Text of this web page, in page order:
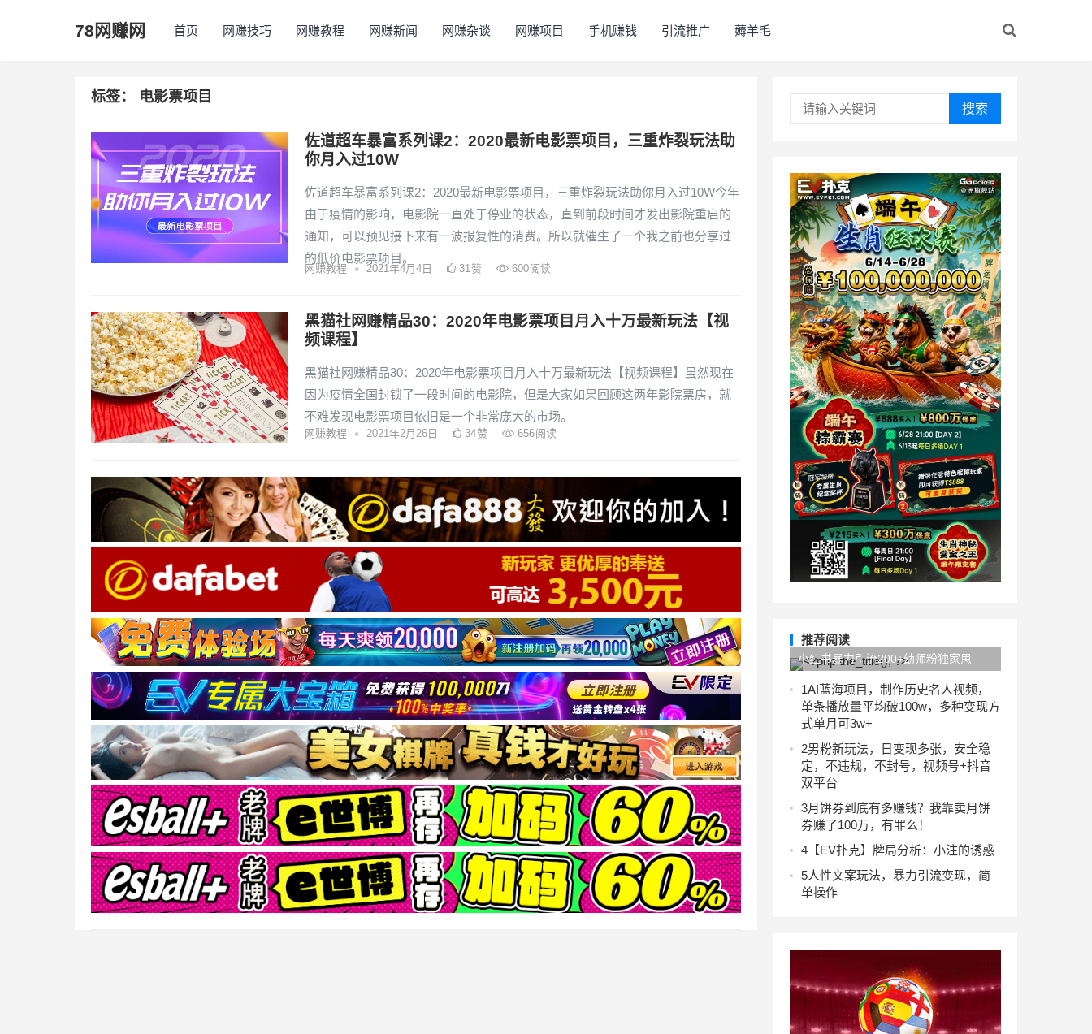
78网赚网 首页 网赚技巧 网赚教程 网赚新闻 网赚杂谈 网赚项目 手机赚钱 引流推广 薅羊毛
标签： 电影票项目
佐道超车暴富系列课2：2020最新电影票项目，三重炸裂玩法助
你月入过10W
佐道超车暴富系列课2：2020最新电影票项目，三重炸裂玩法助你月入过10W今年
由于疫情的影响，电影院一直处于停业的状态，直到前段时间才发出影院重启的
通知，可以预见接下来有一波报复性的消费。所以就催生了一个我之前也分享过
的低价电影票项目。
网赚教程 • 2021年4月4日 31赞 600阅读
黑猫社网赚精品30：2020年电影票项目月入十万最新玩法【视
频课程】
黑猫社网赚精品30：2020年电影票项目月入十万最新玩法【视频课程】虽然现在
因为疫情全国封锁了一段时间的电影院，但是大家如果回顾这两年影院票房，就
不难发现电影票项目依旧是一个非常庞大的市场。
网赚教程 • 2021年2月26日 34赞 656阅读
搜索
推荐阅读
小红书暴力引流200+幼师粉独家思
路，幼师虚拟资料专属，小白当日即可
变现
1AI蓝海项目，制作历史名人视频，
单条播放量平均破100w，多种变现方
式单月可3w+
2男粉新玩法，日变现多张，安全稳
定，不违规，不封号，视频号+抖音
双平台
3月饼券到底有多赚钱？我靠卖月饼
券赚了100万，有罪么！
4 【EV扑克】牌局分析：小注的诱惑
5人性文案玩法，暴力引流变现，简
单操作